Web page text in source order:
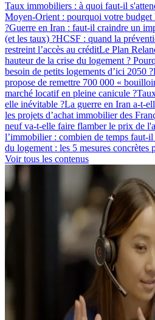
Taux immobiliers : à quoi faut-il
Moyen-Orient : pourquoi votre budget
?Guerre en Iran : faut-il craindre un
(et les taux) ?HCSF : quand la
restreint l’accès au créditLe Plan
hauteur de la crise du logement ?
besoin de petits logements d’ici 2050 ?
propose de remettre 700 000 «
marché locatif en pleine canicule ?
elle inévitable ?La guerre en Iran a-t-
les projets d’achat immobilier des
neuf va-t-elle faire flamber le prix de
l’immobilier : combien de temps faut-
du logement : les 5 mesures concrètes
Voir tous les contenus